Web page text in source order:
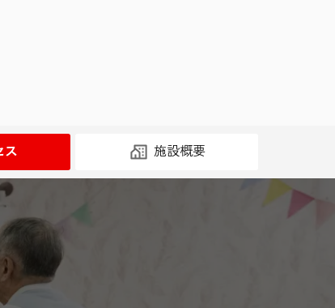
ス 施設概要